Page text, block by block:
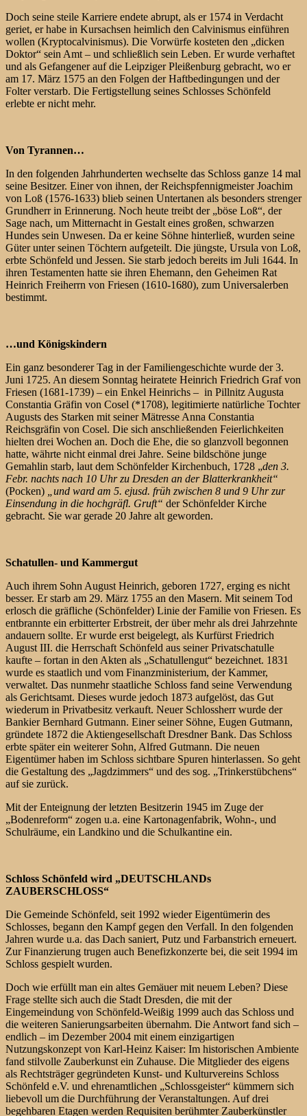
Doch seine steile Karriere endete abrupt, als er 1574 in Verdacht
geriet, er habe in Kursachsen heimlich den Calvinismus einführen
wollen (Kryptocalvinismus). Die Vorwürfe kosteten den „dicken
Doktor“ sein Amt – und schließlich sein Leben. Er wurde verhaftet
und als Gefangener auf die Leipziger Pleißenburg gebracht, wo er
am 17. März 1575 an den Folgen der Haftbedingungen und der
Folter verstarb. Die Fertigstellung seines Schlosses Schönfeld
erlebte er nicht mehr.
Von Tyrannen…
In den folgenden Jahrhunderten wechselte das Schloss ganze 14 mal
seine Besitzer. Einer von ihnen, der Reichspfennigmeister Joachim
von Loß (1576-1633) blieb seinen Untertanen als besonders strenger
Grundherr in Erinnerung. Noch heute treibt der „böse Loß“, der
Sage nach, um Mitternacht in Gestalt eines großen, schwarzen
Hundes sein Unwesen. Da er keine Söhne hinterließ, wurden seine
Güter unter seinen Töchtern aufgeteilt. Die jüngste, Ursula von Loß,
erbte Schönfeld und Jessen. Sie starb jedoch bereits im Juli 1644. In
ihren Testamenten hatte sie ihren Ehemann, den Geheimen Rat
Heinrich Freiherrn von Friesen (1610-1680), zum Universalerben
bestimmt.
…und Königskindern
Ein ganz besonderer Tag in der Familiengeschichte wurde der 3.
Juni 1725. An diesem Sonntag heiratete Heinrich Friedrich Graf von
Friesen (1681-1739) – ein Enkel Heinrichs – in Pillnitz Augusta
Constantia Gräfin von Cosel (*1708), legitimierte natürliche Tochter
Augusts des Starken mit seiner Mätresse Anna Constantia
Reichsgräfin von Cosel. Die sich anschließenden Feierlichkeiten
hielten drei Wochen an. Doch die Ehe, die so glanzvoll begonnen
hatte, währte nicht einmal drei Jahre. Seine bildschöne junge
Gemahlin starb, laut dem Schönfelder Kirchenbuch, 1728 „den 3.
Febr. nachts nach 10 Uhr zu Dresden an der Blatterkrankheit“
(Pocken)
„und ward am 5. ejusd. früh zwischen 8 und 9 Uhr zur
Einsendung in die hochgräfl. Gruft“ der Schönfelder Kirche
gebracht. Sie war gerade 20 Jahre alt geworden.
Schatullen- und Kammergut
Auch ihrem Sohn August Heinrich, geboren 1727, erging es nicht
besser. Er starb am 29. März 1755 an den Masern. Mit seinem Tod
erlosch die gräfliche (Schönfelder) Linie der Familie von Friesen. Es
entbrannte ein erbitterter Erbstreit, der über mehr als drei Jahrzehnte
andauern sollte. Er wurde erst beigelegt, als Kurfürst Friedrich
August III. die Herrschaft Schönfeld aus seiner Privatschatulle
kaufte – fortan in den Akten als „Schatullengut“ bezeichnet. 1831
wurde es staatlich und vom Finanzministerium, der Kammer,
verwaltet. Das nunmehr staatliche Schloss fand seine Verwendung
als Gerichtsamt. Dieses wurde jedoch 1873 aufgelöst, das Gut
wiederum in Privatbesitz verkauft. Neuer Schlossherr wurde der
Bankier Bernhard Gutmann. Einer seiner Söhne, Eugen Gutmann,
gründete 1872 die Aktiengesellschaft Dresdner Bank. Das Schloss
erbte später ein weiterer Sohn, Alfred Gutmann. Die neuen
Eigentümer haben im Schloss sichtbare Spuren hinterlassen. So geht
die Gestaltung des „Jagdzimmers“ und des sog. „Trinkerstübchens“
auf sie zurück.
Mit der Enteignung der letzten Besitzerin 1945 im Zuge der
„Bodenreform“ zogen u.a. eine Kartonagenfabrik, Wohn-, und
Schulräume, ein Landkino und die Schulkantine ein.
Schloss Schönfeld wird „DEUTSCHLANDs
ZAUBERSCHLOSS“
Die Gemeinde Schönfeld, seit 1992 wieder Eigentümerin des
Schlosses, begann den Kampf gegen den Verfall. In den folgenden
Jahren wurde u.a. das Dach saniert, Putz und Farbanstrich erneuert.
Zur Finanzierung trugen auch Benefizkonzerte bei, die seit 1994 im
Schloss gespielt wurden.
Doch wie erfüllt man ein altes Gemäuer mit neuem Leben? Diese
Frage stellte sich auch die Stadt Dresden, die mit der
Eingemeindung von Schönfeld-Weißig 1999 auch das Schloss und
die weiteren Sanierungsarbeiten übernahm. Die Antwort fand sich –
endlich – im Dezember 2004 mit einem einzigartigen
Nutzungskonzept von Karl-Heinz Kaiser: Im historischen Ambiente
fand stilvolle Zauberkunst ein Zuhause. Die Mitglieder des eigens
als Rechtsträger gegründeten Kunst- und Kulturvereins Schloss
Schönfeld e.V. und ehrenamtlichen „Schlossgeister“ kümmern sich
liebevoll um die Durchführung der Veranstaltungen. Auf drei
begehbaren Etagen werden Requisiten berühmter Zauberkünstler